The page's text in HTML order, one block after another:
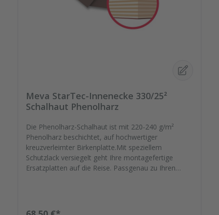
Meva StarTec-Innenecke 330/25²
Schalhaut Phenolharz
Die Phenolharz-Schalhaut ist mit 220-240 g/m²
Phenolharz beschichtet, auf hochwertiger
kreuzverleimter Birkenplatte.Mit speziellem
Schutzlack versiegelt geht Ihre montagefertige
Ersatzplatten auf die Reise. Passgenau zu Ihren
Nieten, Schrauben, Kunststoffeinsätzen bis zu